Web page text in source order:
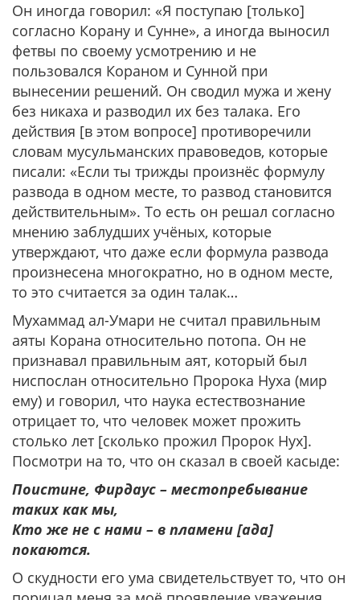
Он иногда говорил: «Я поступаю [только]
согласно Корану и Сунне», а иногда выносил
фетвы по своему усмотрению и не
пользовался Кораном и Сунной при
вынесении решений. Он сводил мужа и жену
без никаха и разводил их без талака. Его
действия [в этом вопросе] противоречили
словам мусульманских правоведов, которые
писали: «Если ты трижды произнёс формулу
развода в одном месте, то развод становится
действительным». То есть он решал согласно
мнению заблудших учёных, которые
утверждают, что даже если формула развода
произнесена многократно, но в одном месте,
то это считается за один талак…
Мухаммад ал-Умари не считал правильным
аяты Корана относительно потопа. Он не
признавал правильным аят, который был
ниспослан относительно Пророка Нуха (мир
ему) и говорил, что наука естествознание
отрицает то, что человек может прожить
столько лет [сколько прожил Пророк Нух].
Посмотри на то, что он сказал в своей касыде:
Поистине, Фирдаус – местопребывание
таких как мы,
Кто же не с нами – в пламени [ада]
покаются.
О скудности его ума свидетельствует то, что он